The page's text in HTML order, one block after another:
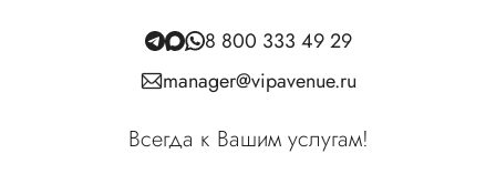
8 800 333 49 29
manager@vipavenue.ru
Всегда к Вашим услугам!